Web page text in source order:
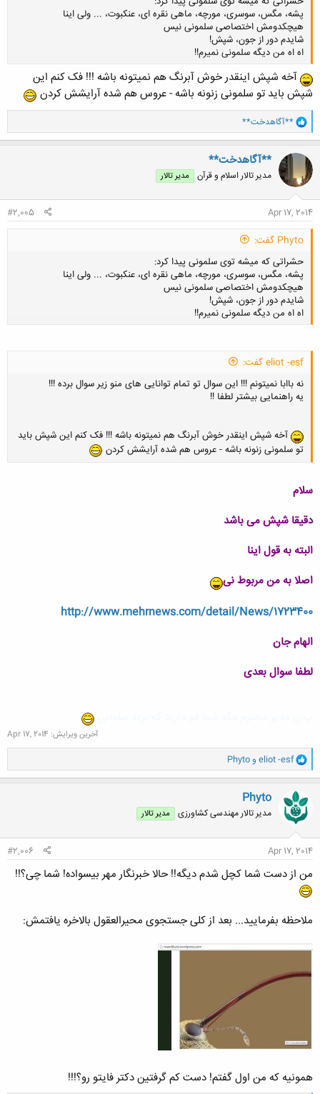
پشه، مگس، سوسری، مورچه، ماهی نقره ای، عنکبوت، ... ولی اینا
هیچکدومش اختصاصی سلمونی نیس
شایدم دور از جون، شپش!
اه اه من دیگه سلمونی نمیرم!!
کلیک کنید تا باز شود...
آخه شپش اینقدر خوش آبرنگ هم نمیتونه باشه !!! فک کنم این
شپش باید تو سلمونی زنونه باشه - عروس هم شده آرایشش کردن
و
ا
ک
ن
ش
ه
ا
**آگاهدخت**
**آگاهدخت**
مدیر تالار اسلام و قرآن مدیر تالار
Apr 17, 2014
#2,005
Phyto گفت:
حشراتی که میشه توی سلمونی پیدا کرد:
پشه، مگس، سوسری، مورچه، ماهی نقره ای، عنکبوت، ... ولی اینا
هیچکدومش اختصاصی سلمونی نیس
شایدم دور از جون، شپش!
اه اه من دیگه سلمونی نمیرم!!
eliot -esf گفت:
نه باابا نمیتونم !!! این سوال تو تمام توانایی های منو زیر سوال برده !!!
یه راهنمایی بیشتر لطفا !!
آخه شپش اینقدر خوش آبرنگ هم نمیتونه باشه !!! فک کنم این شپش باید
تو سلمونی زنونه باشه - عروس هم شده آرایشش کردن
سلام
دقیقا شپش می باشد
البته به قول اینا
اصلا به من مربوط نی
http://www.mehrnews.com/detail/News/1723400
الهام جان
لطفا سوال بعدی
آخرین ویرایش: Apr 17, 2014
و
ا
ک
ن
ش
ه
ا
eliot -esf وPhyto
Phyto
مدیر تالار مهندسی كشاورزی مدیر تالار
Apr 17, 2014
#2,006
من از دست شما کچل شدم دیگه!! حالا خبرنگار مهر بیسواده! شما چی؟!!
ملاحظه بفرمایید... بعد از کلی جستجوی محیرالعقول بالاخره یافتمش:
همونیه که من اول گفتم! دست کم گرفتین دکتر فایتو رو؟!!!